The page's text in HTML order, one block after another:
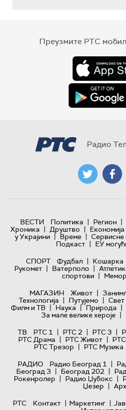
Преузмите РТС
Радио
ВЕСТИ Политика | Регион |
Хроника | Друштво | Економија
у Украјини | Време | Сервисне
Подкаст | ЕУ
СПОРТ
Фудбал | Кошарка
Рукомет | Ватерполо |
спортови |
МАГАЗИН
Живот |
Технологијa | Путујемо | Свет
Филм и ТВ | Наука | Природа |
За мале велике хероје |
ТВ
РТС 1 | РТС 2 | РТС 3 |
РТС Драма | РТС Живот |
РТС Трезор | РТС Музика
РАДИО
Радио Београд 1 |
Београд 3 | Београд 202 |
Рокенролер | Радио Џубокс |
Џезер |
РТС
Контакт | Маркетинг |